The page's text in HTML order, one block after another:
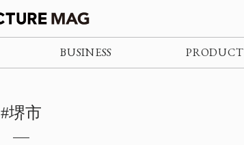
BUSINESS PRODUCT
#堺市